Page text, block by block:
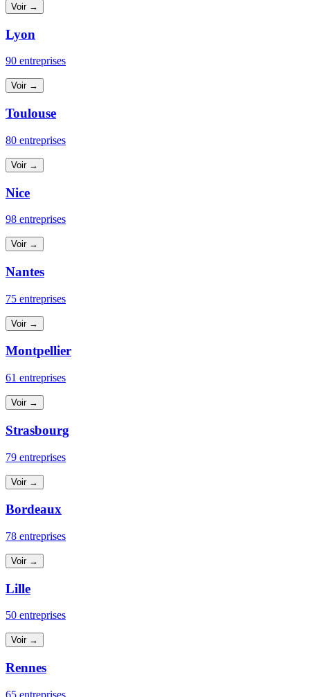
Voir →
Lyon
90 entreprises
Voir →
Toulouse
80 entreprises
Voir →
Nice
98 entreprises
Voir →
Nantes
75 entreprises
Voir →
Montpellier
61 entreprises
Voir →
Strasbourg
79 entreprises
Voir →
Bordeaux
78 entreprises
Voir →
Lille
50 entreprises
Voir →
Rennes
65 entreprises